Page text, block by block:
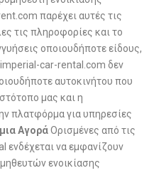
παρέχει αυτές τις
τις πληροφορίες και το
οποιουδήποτε είδους,
car-rental.com δεν
αυτοκινήτου που
μας και η
πλατφόρμα για υπηρεσίες
ΑγοράΟρισμένες από τις
ενδέχεται να εμφανίζουν
ενοικίασης